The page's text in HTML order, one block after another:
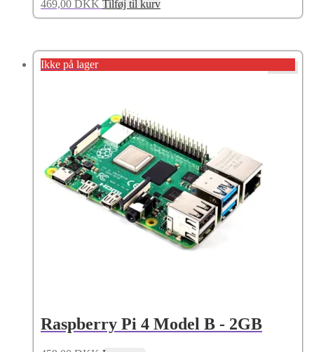
469,00 DKK Tilføj til kurv
Ikke på lager
Raspberry Pi 4 Model B - 2GB